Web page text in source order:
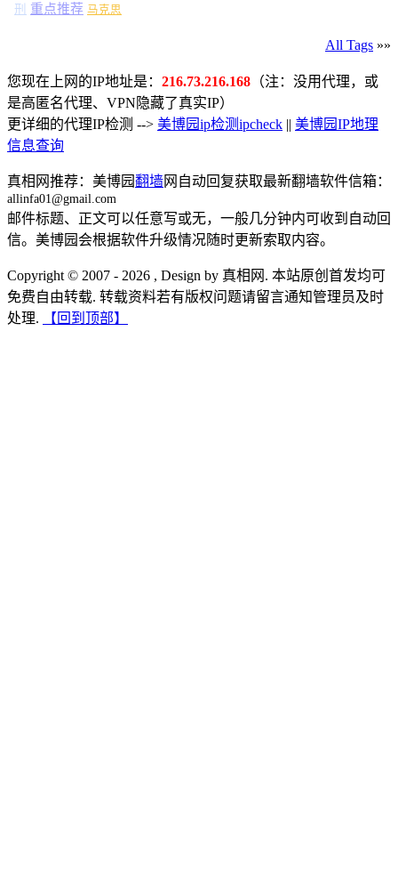
刑 重点推荐 马克思
All Tags »»
您现在上网的IP地址是： 216.73.216.168 （注：没用代理，或
是高匿名代理、VPN隐藏了真实IP）
更详细的代理IP检测 --> 美博园ip检测ipcheck || 美博园IP地理
信息查询
真相网推荐：美博园翻墙网自动回复获取最新翻墙软件信箱：
allinfa01@gmail.com
邮件标题、正文可以任意写或无，一般几分钟内可收到自动回
信。美博园会根据软件升级情况随时更新索取内容。
Copyright © 2007 - 2026 , Design by 真相网. 本站原创首发均可
免费自由转载. 转载资料若有版权问题请留言通知管理员及时
处理.
【回到顶部】